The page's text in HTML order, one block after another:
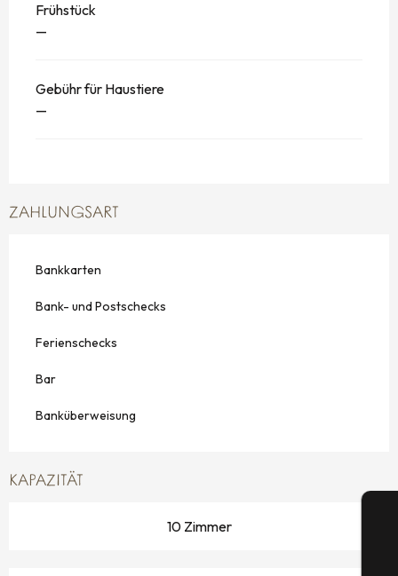
Frühstück
—
Gebühr für Haustiere
—
ZAHLUNGSART
Bankkarten
Bank- und Postschecks
Ferienschecks
Bar
Banküberweisung
KAPAZITÄT
10 Zimmer